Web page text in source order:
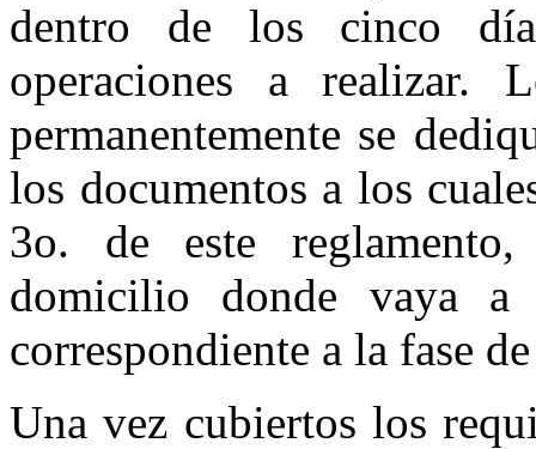
dentro de los cinco
operaciones a realizar.
permanentemente se
los documentos a los
3o. de este
domicilio donde vaya a
correspondiente a la fase
Una vez cubiertos los